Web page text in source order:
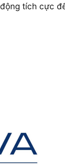
tích cực